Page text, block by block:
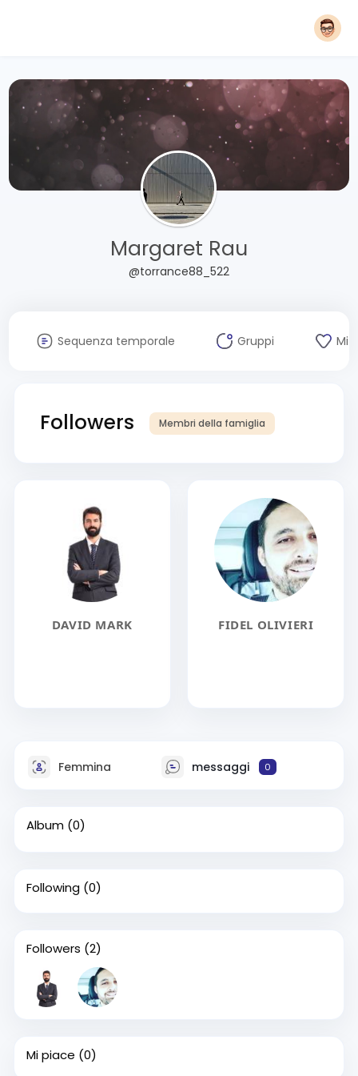
Margaret Rau
@torrance88_522
Sequenza temporale Gruppi Mi
Followers Membri della famiglia
DAVID MARK FIDEL OLIVIERI
Femmina messaggi 0
Album (0)
Following (0)
Followers (2)
Mi piace (0)